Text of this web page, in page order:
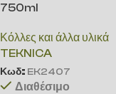
750ml
Κόλλες και άλλα υλικά
TEKNICA
Κωδ: EK2407
Διαθέσιμο